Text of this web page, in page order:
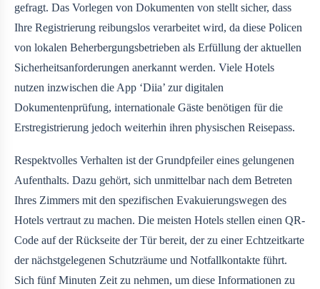
gefragt. Das Vorlegen von Dokumenten von stellt sicher, dass
Ihre Registrierung reibungslos verarbeitet wird, da diese Policen
von lokalen Beherbergungsbetrieben als Erfüllung der aktuellen
Sicherheitsanforderungen anerkannt werden. Viele Hotels
nutzen inzwischen die App ‘Diia’ zur digitalen
Dokumentenprüfung, internationale Gäste benötigen für die
Erstregistrierung jedoch weiterhin ihren physischen Reisepass.
Respektvolles Verhalten ist der Grundpfeiler eines gelungenen
Aufenthalts. Dazu gehört, sich unmittelbar nach dem Betreten
Ihres Zimmers mit den spezifischen Evakuierungswegen des
Hotels vertraut zu machen. Die meisten Hotels stellen einen QR-
Code auf der Rückseite der Tür bereit, der zu einer Echtzeitkarte
der nächstgelegenen Schutzräume und Notfallkontakte führt.
Sich fünf Minuten Zeit zu nehmen, um diese Informationen zu